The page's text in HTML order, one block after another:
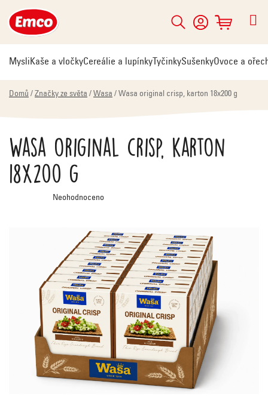
na
obsah
Hledat
NÁKUPNÍ
KOŠÍK
MysliKaše a vločkyCereálie a lupínky TyčinkySušenkyOvoce a
Domů / Značky ze světa / Wasa / Wasa original crisp, karton 18x200 g
Wasa original crisp, karton
18x200 g
Průměrné
hodnocení
Neohodnoceno